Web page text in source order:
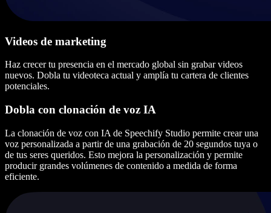
Videos de marketing
Haz crecer tu presencia en el mercado global sin grabar videos
nuevos. Dobla tu videoteca actual y amplía tu cartera de clientes
potenciales.
Dobla con clonación de voz IA
La clonación de voz con IA de Speechify Studio permite crear una
voz personalizada a partir de una grabación de 20 segundos tuya o
de tus seres queridos. Esto mejora la personalización y permite
producir grandes volúmenes de contenido a medida de forma
eficiente.